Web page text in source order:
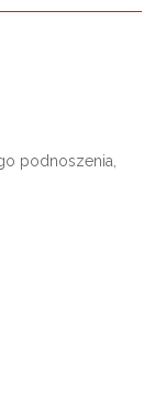
podnoszenia,